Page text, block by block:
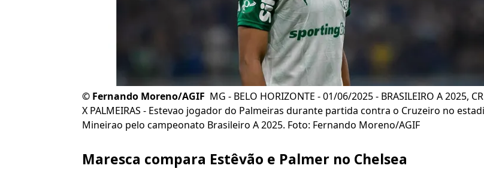
© Fernando Moreno/AGIF MG - BELO HORIZONTE - 01/06/2025 - BRASILEIRO A 2025,
X PALMEIRAS - Estevao jogador do Palmeiras durante partida contra o Cruzeiro no
Mineirao pelo campeonato Brasileiro A 2025. Foto: Fernando Moreno/AGIF
Maresca compara Estêvão e Palmer no Chelsea